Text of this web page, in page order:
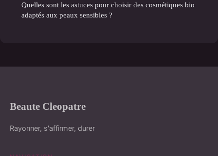
Quelles sont les astuces pour choisir des cosmétiques bio
adaptés aux peaux sensibles ?
Beaute Cleopatre
Rayonner, s'affirmer, durer